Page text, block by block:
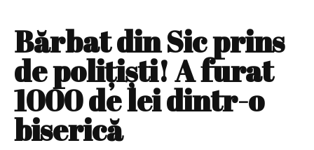
Bărbat din Sic prins
de poliţişti! A furat
1000 de lei dintr-o
biserică